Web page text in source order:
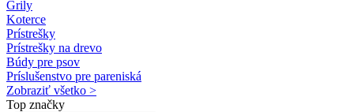
Grily
Koterce
Prístrešky
Prístrešky na drevo
Búdy pre psov
Príslušenstvo pre pareniská
Zobraziť všetko >
Top značky